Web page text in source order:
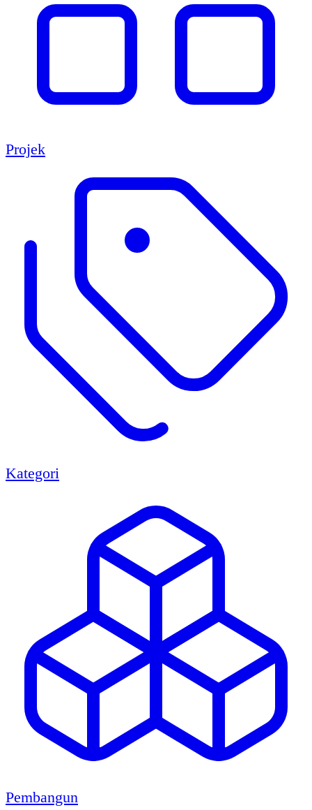
Projek
Kategori
Pembangun